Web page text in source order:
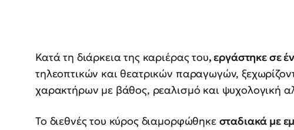
Κατά τη διάρκεια της καριέρας του, εργάστηκε σε
τηλεοπτικών και θεατρικών παραγωγών,
χαρακτήρων με βάθος, ρεαλισμό και ψυχολογική
Το διεθνές του κύρος διαμορφώθηκε σταδιακά με